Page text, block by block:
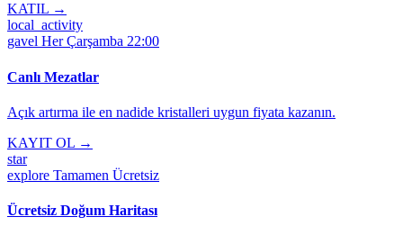
KATIL →
local_activity
gavel Her Çarşamba 22:00
Canlı Mezatlar
Açık artırma ile en nadide kristalleri uygun fiyata kazanın.
KAYIT OL →
star
explore Tamamen Ücretsiz
Ücretsiz Doğum Haritası